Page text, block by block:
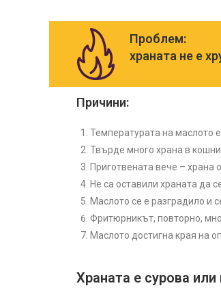
Проблем:
храната не е
Причини:
Температурата на маслото
Твърде много храна в
Приготвената вече –
Не са оставили храната да
Маслото се е разградило и
Фритюрникът, повторно,
Маслото достигна края на
Храната е сурова